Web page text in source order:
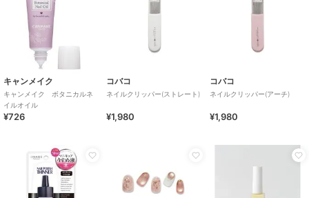
キャンメイク
キャンメイク ボタニカルネ
イルオイル
¥726
コバコ
ネイルクリッパー(ストレート)
¥1,980
コバコ
ネイルクリッパー(アーチ)
¥1,980